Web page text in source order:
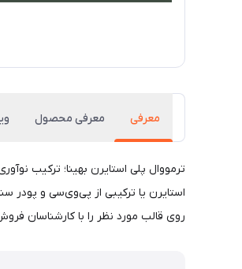
معرفی معرفی محصول
ترمووال پلی استایرن بهینا؛ ترکیب
استایرن یا ترکیبی از پی‌وی‌سی و پودر
روی قالب مورد نظر را با کارشناسان